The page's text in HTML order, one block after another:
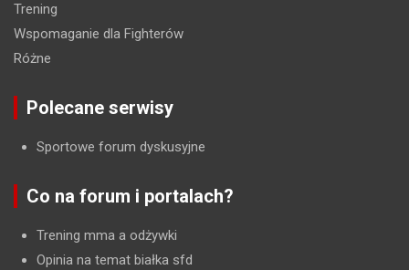
Trening
Wspomaganie dla Fighterów
Różne
Polecane serwisy
Sportowe forum dyskusyjne
Co na forum i portalach?
Trening mma a odżywki
Opinia na temat białka sfd